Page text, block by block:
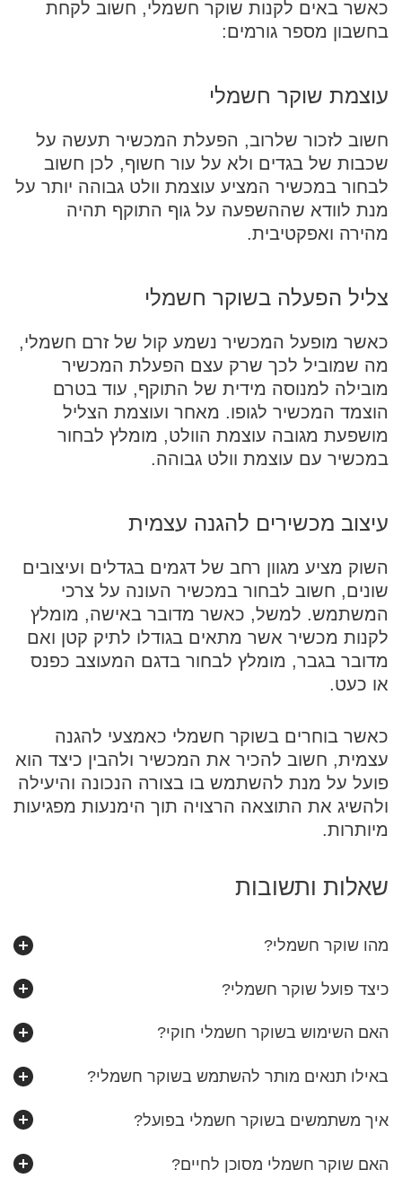
כאשר באים לקנות שוקר חשמלי, חשוב לקחת
בחשבון מספר גורמים:
עוצמת שוקר חשמלי
חשוב לזכור שלרוב, הפעלת המכשיר תעשה על
שכבות של בגדים ולא על עור חשוף, לכן חשוב
לבחור במכשיר המציע עוצמת וולט גבוהה יותר על
מנת לוודא שההשפעה על גוף התוקף תהיה
מהירה ואפקטיבית.
צליל הפעלה בשוקר חשמלי
כאשר מופעל המכשיר נשמע קול של זרם חשמלי,
מה שמוביל לכך שרק עצם הפעלת המכשיר
מובילה למנוסה מידית של התוקף, עוד בטרם
הוצמד המכשיר לגופו. מאחר ועוצמת הצליל
מושפעת מגובה עוצמת הוולט, מומלץ לבחור
במכשיר עם עוצמת וולט גבוהה.
עיצוב מכשירים להגנה עצמית
השוק מציע מגוון רחב של דגמים בגדלים ועיצובים
שונים, חשוב לבחור במכשיר העונה על צרכי
המשתמש. למשל, כאשר מדובר באישה, מומלץ
לקנות מכשיר אשר מתאים בגודלו לתיק קטן ואם
מדובר בגבר, מומלץ לבחור בדגם המעוצב כפנס
או כעט.
כאשר בוחרים בשוקר חשמלי כאמצעי להגנה
עצמית, חשוב להכיר את המכשיר ולהבין כיצד הוא
פועל על מנת להשתמש בו בצורה הנכונה והיעילה
ולהשיג את התוצאה הרצויה תוך הימנעות מפגיעות
מיותרות.
שאלות ותשובות
מהו שוקר חשמלי?
כיצד פועל שוקר חשמלי?
האם השימוש בשוקר חשמלי חוקי?
באילו תנאים מותר להשתמש בשוקר חשמלי?
איך משתמשים בשוקר חשמלי בפועל?
האם שוקר חשמלי מסוכן לחיים?